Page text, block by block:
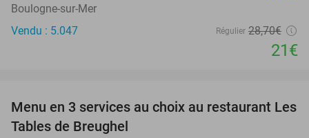
Boulogne-sur-Mer
Vendu : 5.047
Régulier 28,70€
21€
46%
Menu en 3 services au choix au restaurant Les
Tables de Breughel